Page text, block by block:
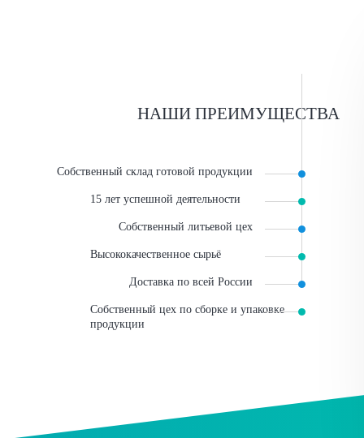
НАШИ ПРЕИМУЩЕСТВА
Собственный склад готовой продукции
15 лет успешной деятельности
Собственный литьевой цех
Высококачественное сырьё
Доставка по всей России
Собственный цех по сборке и упаковке
продукции